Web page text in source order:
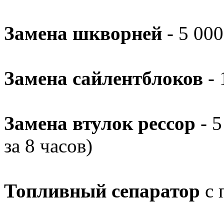
Замена шкворней - 5
Замена сайлентблоков -
Замена втулок рессор -
за 8 часов)
Топливный сепаратор с